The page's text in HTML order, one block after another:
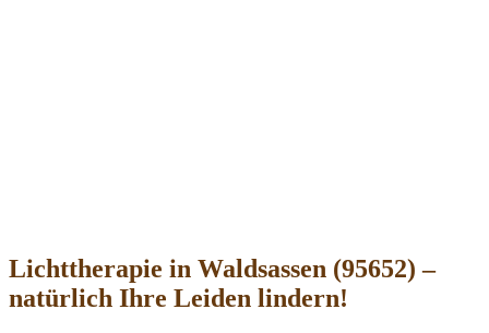
Lichttherapie in Waldsassen (95652) –
natürlich Ihre Leiden lindern!